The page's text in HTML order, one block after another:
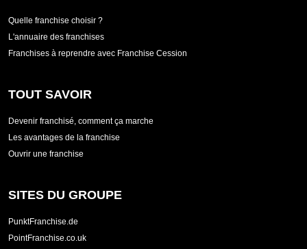
Quelle franchise choisir ?
L'annuaire des franchises
Franchises à reprendre avec Franchise Cession
TOUT SAVOIR
Devenir franchisé, comment ça marche
Les avantages de la franchise
Ouvrir une franchise
SITES DU GROUPE
PunktFranchise.de
PointFranchise.co.uk